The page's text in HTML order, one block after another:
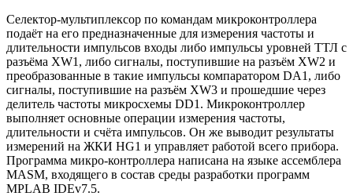
Селектор-мультиплексор по командам микроконтроллера
подаёт на его предназначенные для измерения частоты и
длительности импульсов входы либо импульсы уровней ТТЛ с
разъёма XW1, либо сигналы, поступившие на разъём XW2 и
преобразованные в такие импульсы компаратором DA1, либо
сигналы, поступившие на разъём XW3 и прошедшие через
делитель частоты микросхемы DD1. Микроконтроллер
выполняет основные операции измерения частоты,
длительности и счёта импульсов. Он же выводит результаты
измерений на ЖКИ HG1 и управляет работой всего прибора.
Программа микро-контроллера написана на языке ассемблера
MASM, входящего в состав среды разработки программ
MPLAB IDEv7.5.